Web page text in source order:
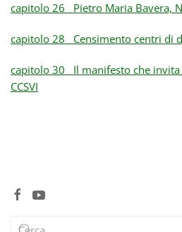
capitolo 26 Pietro Maria Bavera,
capitolo 28 Censimento centri di
capitolo 30 Il manifesto che invita
CCSVI